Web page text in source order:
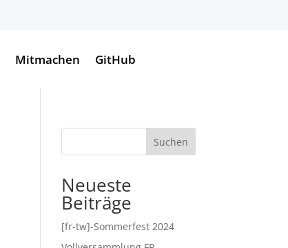
Mitmachen GitHub
Suchen
Neueste
Beiträge
[fr-tw]-Sommerfest 2024